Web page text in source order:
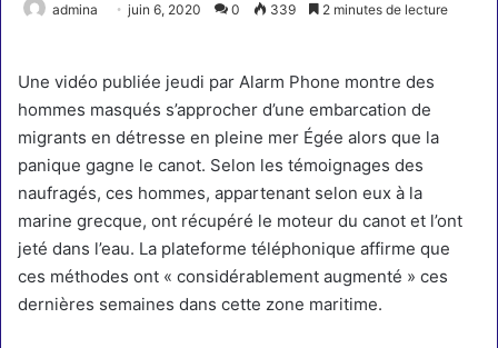
admina juin 6, 2020 0 339 2 minutes de lecture
Une vidéo publiée jeudi par Alarm Phone montre des
hommes masqués s’approcher d’une embarcation de
migrants en détresse en pleine mer Égée alors que la
panique gagne le canot. Selon les témoignages des
naufragés, ces hommes, appartenant selon eux à la
marine grecque, ont récupéré le moteur du canot et l’ont
jeté dans l’eau. La plateforme téléphonique affirme que
ces méthodes ont « considérablement augmenté » ces
dernières semaines dans cette zone maritime.